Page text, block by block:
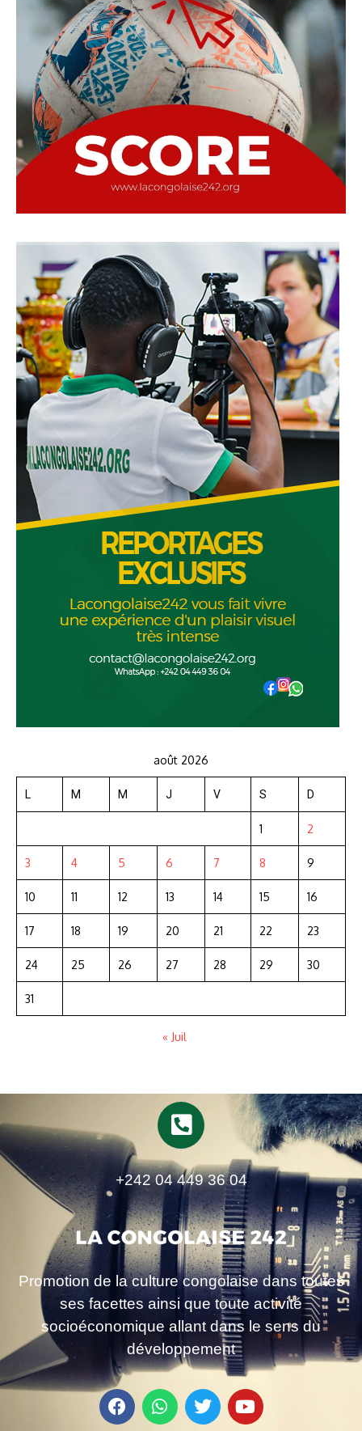
août 2026
L M M J V S D
1 2
3 4 5 6 7 8 9
10 11 12 13 14 15 16
17 18 19 20 21 22 23
24 25 26 27 28 29 30
31
« Juil
+242 04 449 36 04
Promotion de la culture congolaise dans toutes
ses facettes ainsi que toute activité
socioéconomique allant dans le sens du
développement